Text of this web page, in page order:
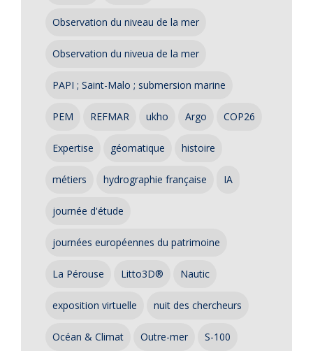
Observation du niveau de la mer
Observation du niveua de la mer
PAPI ; Saint-Malo ; submersion marine
PEM REFMAR ukho Argo COP26
Expertise géomatique histoire
métiers hydrographie française IA
journée d'étude
journées européennes du patrimoine
La Pérouse Litto3D® Nautic
exposition virtuelle nuit des chercheurs
Océan & Climat Outre-mer S-100